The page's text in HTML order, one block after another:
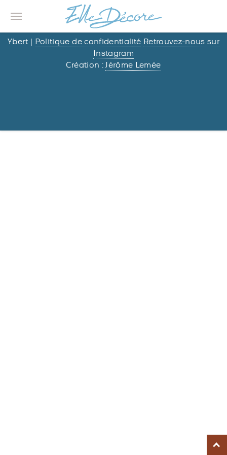
Elle Décore
Ybert | Politique de confidentialité Retrouvez-nous sur
Instagram
Création :Jérôme Lemée